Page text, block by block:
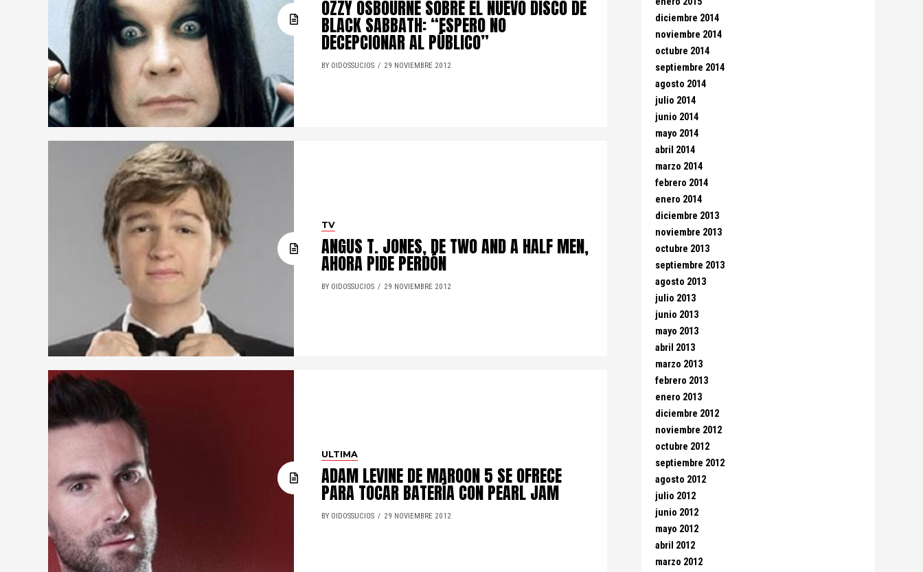
OZZY OSBOURNE SOBRE EL NUEVO DISCO DE
BLACK SABBATH: “ESPERO NO
DECEPCIONAR AL PÚBLICO”
BY OIDOSSUCIOS 29 NOVIEMBRE 2012
TV
ANGUS T. JONES, DE TWO AND A HALF MEN,
AHORA PIDE PERDÓN
BY OIDOSSUCIOS 29 NOVIEMBRE 2012
ULTIMA
ADAM LEVINE DE MAROON 5 SE OFRECE
PARA TOCAR BATERÍA CON PEARL JAM
BY OIDOSSUCIOS 29 NOVIEMBRE 2012
diciembre 2014
noviembre 2014
octubre 2014
septiembre 2014
agosto 2014
julio 2014
junio 2014
mayo 2014
abril 2014
marzo 2014
febrero 2014
enero 2014
diciembre 2013
noviembre 2013
octubre 2013
septiembre 2013
agosto 2013
julio 2013
junio 2013
mayo 2013
abril 2013
marzo 2013
febrero 2013
enero 2013
diciembre 2012
noviembre 2012
octubre 2012
septiembre 2012
agosto 2012
julio 2012
junio 2012
mayo 2012
abril 2012
marzo 2012